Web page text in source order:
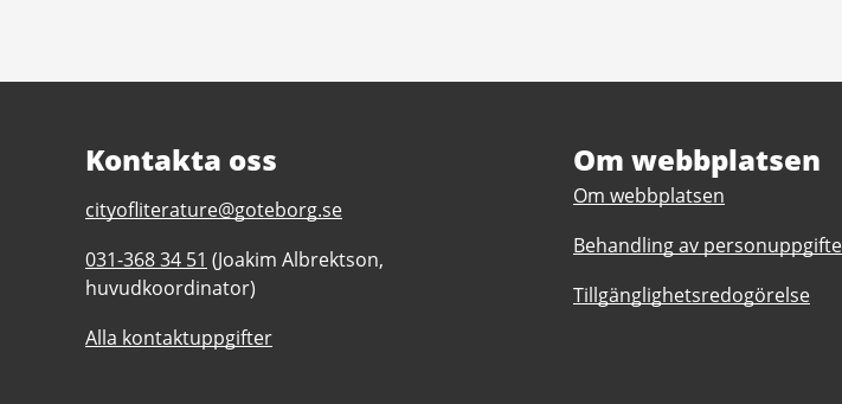
Kontakta oss
E-
till
Litteraturstaden
Göteborg
cityofliterature@goteborg.se
Telefonnummer
till
Göteborg
031-368 34 51 (Joakim Albrektson,
huvudkoordinator)
Alla kontaktuppgifter
Om webbplatsen
Om webbplatsen
Behandling av
Tillgänglighetsredogörelse